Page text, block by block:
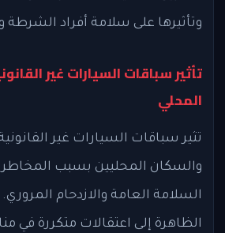
وتأثيرها على سلامة أفراد الشرطة
تأثير سباقات السيارات غير
المحلي
تثير سباقات السيارات غير
والسكان المحليين بسبب المخاطر
السلامة العامة والازدحام
الظاهرة إلى اعتقالات متكررة في